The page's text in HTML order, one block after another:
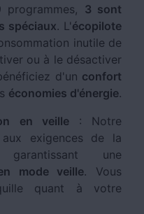
3 sont
spéciaux. L'écopilote
inutile de
ou à le désactiver
d'un confort
économies d'énergie.
en veille: Notre
exigences de la
garantissant une
mode veille. Vous
quant à votre